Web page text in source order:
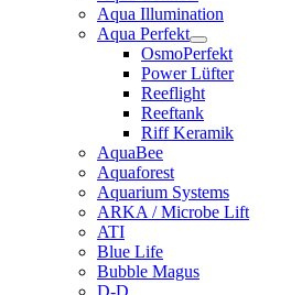
Aqua Illumination
Aqua Perfekt
OsmoPerfekt
Power Lüfter
Reeflight
Reeftank
Riff Keramik
AquaBee
Aquaforest
Aquarium Systems
ARKA / Microbe Lift
ATI
Blue Life
Bubble Magus
D-D